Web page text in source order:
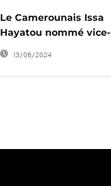
Le Camerounais Issa
Hayatou nommé vice-
président d'honneur à
la FIFA ?
13/08/2024